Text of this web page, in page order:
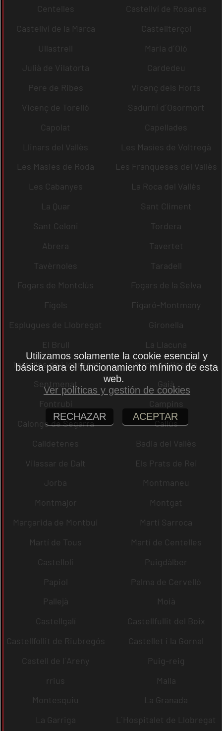
Centelles
Castellví de Rosanes
Castellví de la Marca
Castellterçol
Ullastrell
Maria d´Oló
Julià de Vilatorta
Cardedeu
Pere de Ribes
Vicenç dels Horts
Vicenç de Torelló
Sadurní d´Osormort
Capolat
Capellades
Llinars del Vallès
Les Masíes de Voltregà
Les Masies de Roda
Les Franqueses del Vallès
Les Cabanyes
La Roca del Vallès
La Quar
Sant Climent
Sant Celoni
Tordera
Abrera
Tavertet
Tavèrnoles
Taradell
Fogars de Montclús
Fogars de la Selva
Fígols
Figaró-Montmany
Esplugues de Llobregat
Gironella
El Brull
La Llacuna
Torrelles de Llobregat
Maria de Besora
Sentmenat
Gaià
Fontrubí
Campins
Calonge de Segarra
Callús
Calldetenes
Badia del Vallès
Vilassar de Dalt
Els Prats de Rei
Jorba
Montmaneu
Montmajor
Montgat
Margarida de Montbui
Martí Sarroca
Martí de Tous
Martí de Centelles
Castellolí
Puigdàlber
Papiol
Palma de Cervelló
Pallejà
Moià
Castellgalí
Castellfullit del Boix
Castellfollit de Riubregós
Castellet i la Gornal
Castell de l´Areny
Puig-reig
rrius
Malla
Montesquiu
La Granada
La Garriga
L´Hospitalet de Llobregat
Utilizamos solamente la cookie esencial y
básica para el funcionamiento mínimo de esta
web.
Ver políticas y gestión de cookies
RECHAZAR ACEPTAR